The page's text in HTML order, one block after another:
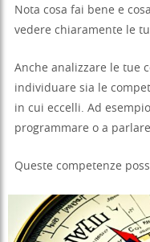
Nota cosa fai bene e
vedere chiaramente le
Anche analizzare le tue
individuare sia le
in cui eccelli. Ad
programmare o a
Queste competenze